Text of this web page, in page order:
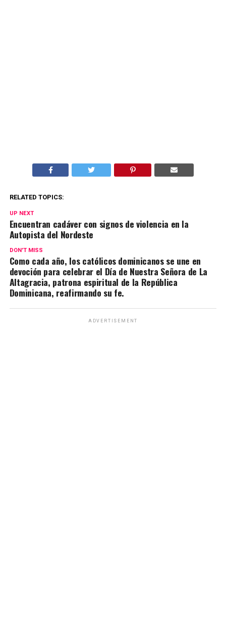
RELATED TOPICS:
UP NEXT
Encuentran cadáver con signos de violencia en la
Autopista del Nordeste
DON'T MISS
Como cada año, los católicos dominicanos se une en
devoción para celebrar el Día de Nuestra Señora de La
Altagracia, patrona espiritual de la República
Dominicana, reafirmando su fe.
ADVERTISEMENT